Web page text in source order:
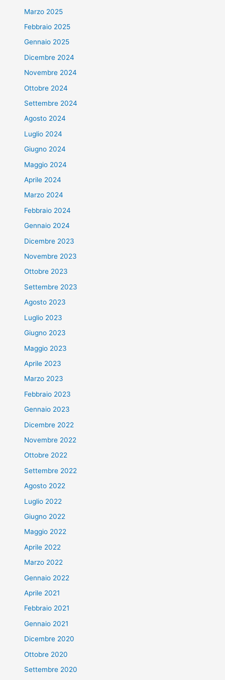
Marzo 2025
Febbraio 2025
Gennaio 2025
Dicembre 2024
Novembre 2024
Ottobre 2024
Settembre 2024
Agosto 2024
Luglio 2024
Giugno 2024
Maggio 2024
Aprile 2024
Marzo 2024
Febbraio 2024
Gennaio 2024
Dicembre 2023
Novembre 2023
Ottobre 2023
Settembre 2023
Agosto 2023
Luglio 2023
Giugno 2023
Maggio 2023
Aprile 2023
Marzo 2023
Febbraio 2023
Gennaio 2023
Dicembre 2022
Novembre 2022
Ottobre 2022
Settembre 2022
Agosto 2022
Luglio 2022
Giugno 2022
Maggio 2022
Aprile 2022
Marzo 2022
Gennaio 2022
Aprile 2021
Febbraio 2021
Gennaio 2021
Dicembre 2020
Ottobre 2020
Settembre 2020